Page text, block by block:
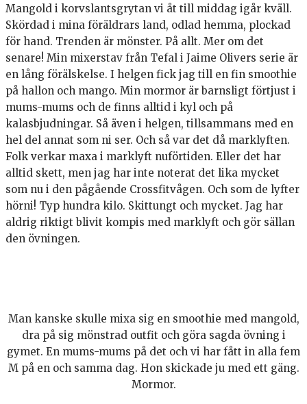
Mangold i korvslantsgrytan vi åt till middag igår kväll.
Skördad i mina föräldrars land, odlad hemma, plockad
för hand. Trenden är mönster. På allt. Mer om det
senare! Min mixerstav från Tefal i Jaime Olivers serie är
en lång förälskelse. I helgen fick jag till en fin smoothie
på hallon och mango. Min mormor är barnsligt förtjust i
mums-mums och de finns alltid i kyl och på
kalasbjudningar. Så även i helgen, tillsammans med en
hel del annat som ni ser. Och så var det då marklyften.
Folk verkar maxa i marklyft nuförtiden. Eller det har
alltid skett, men jag har inte noterat det lika mycket
som nu i den pågående Crossfitvågen. Och som de lyfter
hörni! Typ hundra kilo. Skittungt och mycket. Jag har
aldrig riktigt blivit kompis med marklyft och gör sällan
den övningen.
Man kanske skulle mixa sig en smoothie med mangold,
dra på sig mönstrad outfit och göra sagda övning i
gymet. En mums-mums på det och vi har fått in alla fem
M på en och samma dag. Hon skickade ju med ett gäng.
Mormor.